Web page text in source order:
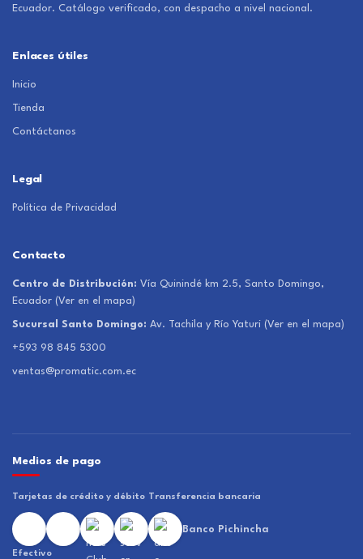
Ecuador. Catálogo verificado, con despacho a nivel nacional.
Enlaces útiles
Inicio
Tienda
Contáctanos
Legal
Política de Privacidad
Contacto
Centro de Distribución: Vía Quinindé km 2.5, Santo Domingo,
Ecuador (Ver en el mapa)
Sucursal Santo Domingo: Av. Tachila y Río Yaturi (Ver en el mapa)
+593 98 845 5300
ventas@promatic.com.ec
Medios de pago
Tarjetas de crédito y débito Transferencia bancaria
Banco Pichincha
Efectivo